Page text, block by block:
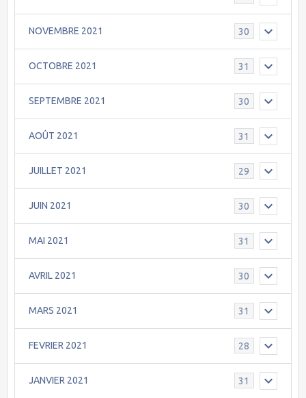
NOVEMBRE 2021 30
OCTOBRE 2021 31
SEPTEMBRE 2021 30
AOÛT 2021 31
JUILLET 2021 29
JUIN 2021 30
MAI 2021 31
AVRIL 2021 30
MARS 2021 31
FEVRIER 2021 28
JANVIER 2021 31